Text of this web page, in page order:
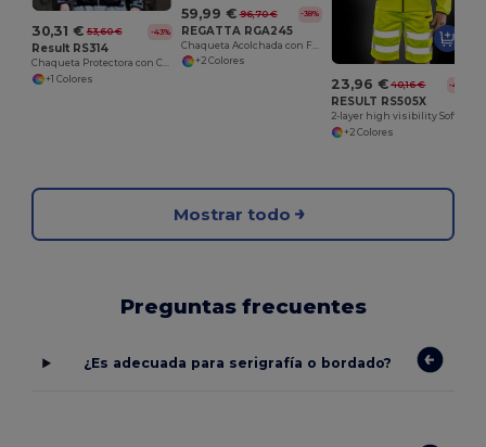
30,31 € 53,60 € -43%
Result RS314
Chaqueta Protectora con Cremallera Intercambiable
+1 Colores
59,99 € 96,70 € -38%
REGATTA RGA245
+2 Colores
23,96 € 40,16 € -40%
RESULT RS505X
+2 Colores
Mostrar todo
Preguntas frecuentes
¿Es adecuada para serigrafía o bordado?